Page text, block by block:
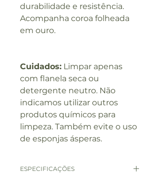
durabilidade e resistência.
Acompanha coroa folheada
em ouro.
Cuidados: Limpar apenas
com flanela seca ou
detergente neutro. Não
indicamos utilizar outros
produtos químicos para
limpeza. Também evite o uso
de esponjas ásperas.
ESPECIFICAÇÕES